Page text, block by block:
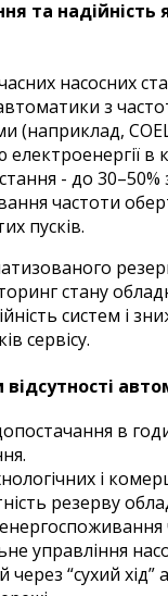
та надійність
насосних
автоматики з
(наприклад,
електроенергії в
- до 30–50%
частоти
пусків.
стану
систем і
сервісу.
в
і
резерву
управління
через “сухий